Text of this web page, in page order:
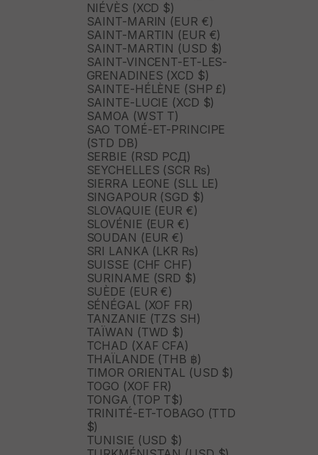
NIÉVÈS (XCD $)
SAINT-MARIN (EUR €)
SAINT-MARTIN (EUR €)
SAINT-MARTIN (USD $)
SAINT-VINCENT-ET-LES-
GRENADINES (XCD $)
SAINTE-HÉLÈNE (SHP £)
SAINTE-LUCIE (XCD $)
SAMOA (WST T)
SAO TOMÉ-ET-PRINCIPE
(STD DB)
SERBIE (RSD РСД)
SEYCHELLES (SCR ₨)
SIERRA LEONE (SLL LE)
SINGAPOUR (SGD $)
SLOVAQUIE (EUR €)
SLOVÉNIE (EUR €)
SOUDAN (EUR €)
SRI LANKA (LKR ₨)
SUISSE (CHF CHF)
SURINAME (SRD $)
SUÈDE (EUR €)
SÉNÉGAL (XOF FR)
TANZANIE (TZS SH)
TAÏWAN (TWD $)
TCHAD (XAF CFA)
THAÏLANDE (THB ฿)
TIMOR ORIENTAL (USD $)
TOGO (XOF FR)
TONGA (TOP T$)
TRINITÉ-ET-TOBAGO (TTD
$)
TUNISIE (USD $)